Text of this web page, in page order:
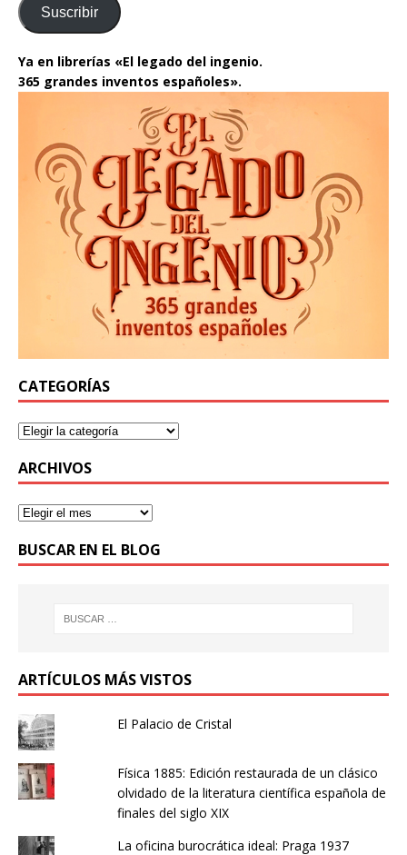
Suscribir
Ya en librerías «El legado del ingenio.
365 grandes inventos españoles».
CATEGORÍAS
ARCHIVOS
BUSCAR EN EL BLOG
ARTÍCULOS MÁS VISTOS
El Palacio de Cristal
Física 1885: Edición restaurada de un clásico
olvidado de la literatura científica española de
finales del siglo XIX
La oficina burocrática ideal: Praga 1937